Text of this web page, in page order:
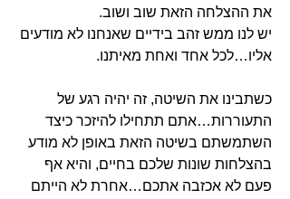
את ההצלחה הזאת שוב ושוב.
יש לנו ממש זהב בידיים שאנחנו לא מודעים
אליו…לכל אחד ואחת מאיתנו.
כשתבינו את השיטה, זה יהיה רגע של
התעוררות…אתם תתחילו להיזכר כיצד
השתמשתם בשיטה הזאת באופן לא מודע
בהצלחות שונות שלכם בחיים, והיא אף
פעם לא אכזבה אתכם…אחרת לא הייתם